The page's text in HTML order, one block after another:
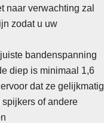
naar verwachting zal
zodat u uw
bandenspanning
diep is minimaal 1,6
dat ze gelijkmatig
of andere